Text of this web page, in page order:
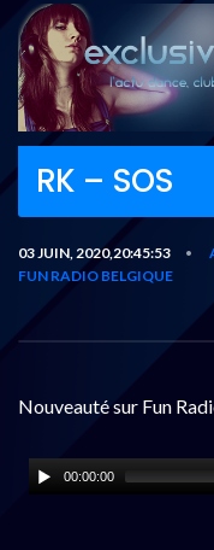
RK – SOS
03 JUIN, 2020,20:45:53 •
FUN RADIO BELGIQUE
Nouveauté sur Fun
00:00:00